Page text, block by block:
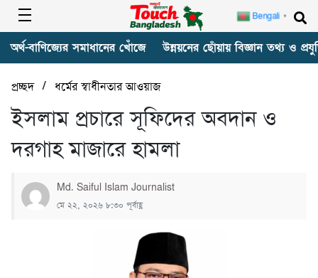
অর্থ-বাণিজ্যের সমাধানের খোঁজে উন্নয়নের ছোঁয়ায় বিজ্ঞান তথ্য ও
প্রচ্ছদ/ ধর্মের স্বাধীনতার আওয়াজ
‎ইসলাম প্রচারে সূফিদের অবদান ও
দরগাহ মাজারে হামলা
Md. Saiful Islam Journalist
মে ২২, ২০২৬ ৮:৩০ পূর্বাহ্ণ
Bengali ▼